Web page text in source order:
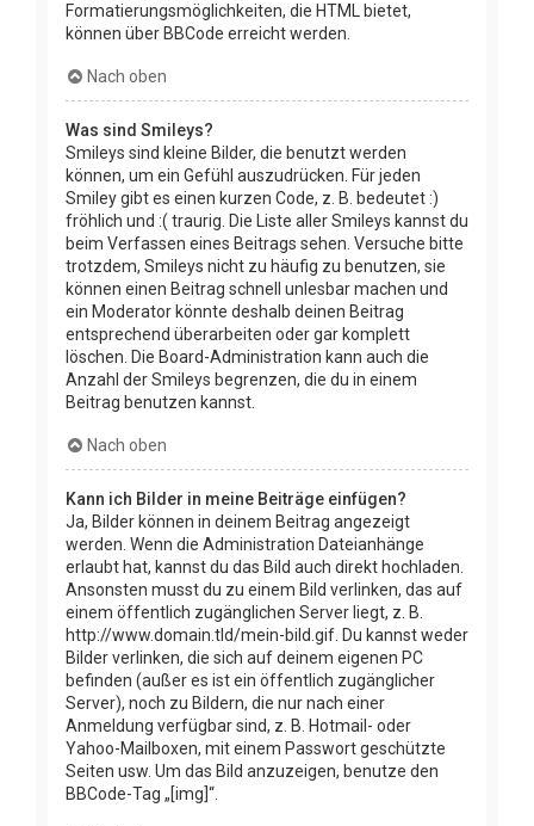
Formatierungsmöglichkeiten, die HTML bietet,
können über BBCode erreicht werden.
Nach oben
Was sind Smileys?
Smileys sind kleine Bilder, die benutzt werden
können, um ein Gefühl auszudrücken. Für jeden
Smiley gibt es einen kurzen Code, z. B. bedeutet :)
fröhlich und :( traurig. Die Liste aller Smileys kannst du
beim Verfassen eines Beitrags sehen. Versuche bitte
trotzdem, Smileys nicht zu häufig zu benutzen, sie
können einen Beitrag schnell unlesbar machen und
ein Moderator könnte deshalb deinen Beitrag
entsprechend überarbeiten oder gar komplett
löschen. Die Board-Administration kann auch die
Anzahl der Smileys begrenzen, die du in einem
Beitrag benutzen kannst.
Nach oben
Kann ich Bilder in meine Beiträge einfügen?
Ja, Bilder können in deinem Beitrag angezeigt
werden. Wenn die Administration Dateianhänge
erlaubt hat, kannst du das Bild auch direkt hochladen.
Ansonsten musst du zu einem Bild verlinken, das auf
einem öffentlich zugänglichen Server liegt, z. B.
http://www.domain.tld/mein-bild.gif. Du kannst weder
Bilder verlinken, die sich auf deinem eigenen PC
befinden (außer es ist ein öffentlich zugänglicher
Server), noch zu Bildern, die nur nach einer
Anmeldung verfügbar sind, z. B. Hotmail- oder
Yahoo-Mailboxen, mit einem Passwort geschützte
Seiten usw. Um das Bild anzuzeigen, benutze den
BBCode-Tag „[img]“.